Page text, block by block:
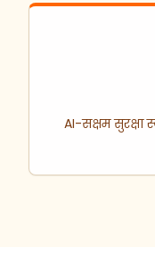
AI-सक्षम सुरक्षा